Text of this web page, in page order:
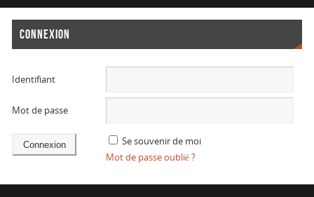
CONNEXION
Identifiant
Mot de passe
Se souvenir de moi
Mot de passe oublié ?